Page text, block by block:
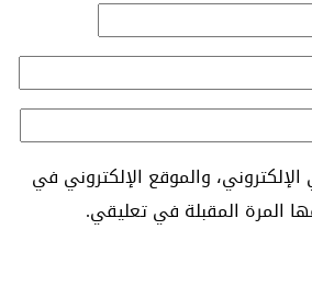
والموقع الإلكتروني في
المرة المقبلة في تعليقي.